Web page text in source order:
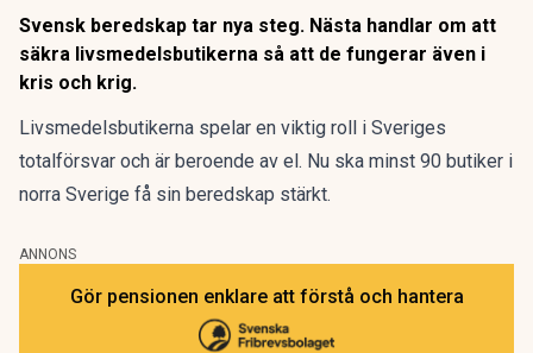
Svensk beredskap tar nya steg. Nästa handlar om att
säkra livsmedelsbutikerna så att de fungerar även i
kris och krig.
Livsmedelsbutikerna spelar en viktig roll i Sveriges
totalförsvar och är beroende av el. Nu ska minst 90 butiker i
norra Sverige få sin beredskap stärkt.
ANNONS
Gör pensionen enklare att förstå och hantera